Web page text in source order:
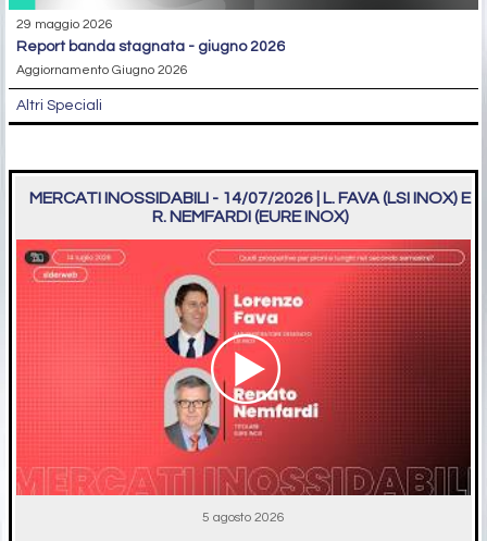
29 maggio 2026
report banda stagnata - giugno 2026
Aggiornamento Giugno 2026
Altri Speciali
MERCATI INOSSIDABILI - 14/07/2026 | L. FAVA (LSI INOX) E
R. NEMFARDI (EURE INOX)
5 agosto 2026